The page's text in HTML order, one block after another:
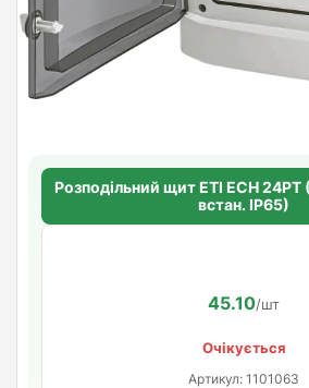
Розподільний щит ETI ECH
встан. IP65)
45.10/шт
Очікується
Артикул: 1101063